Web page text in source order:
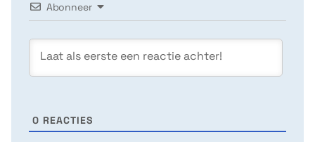
Abonneer
0 REACTIES